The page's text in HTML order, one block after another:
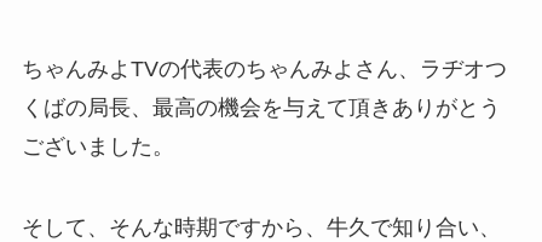
ちゃんみよTVの代表のちゃんみよさん、ラヂオつ
くばの局長、最高の機会を与えて頂きありがとう
ございました。
そして、そんな時期ですから、牛久で知り合い、